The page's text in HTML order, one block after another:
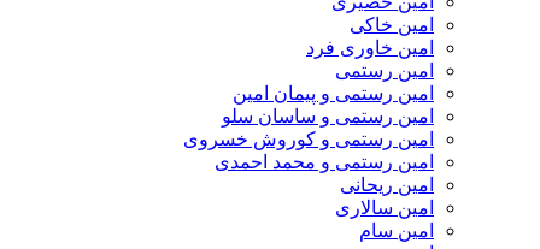
امین خاکی
امین خاوری فرد
امین رستمی
امین رستمی و پیمان امین
امین رستمی و ساسان سلو
امین رستمی و کوروش خسروی
امین رستمی و محمد احمدی
امین ریحانی
امین سالاری
امین سام